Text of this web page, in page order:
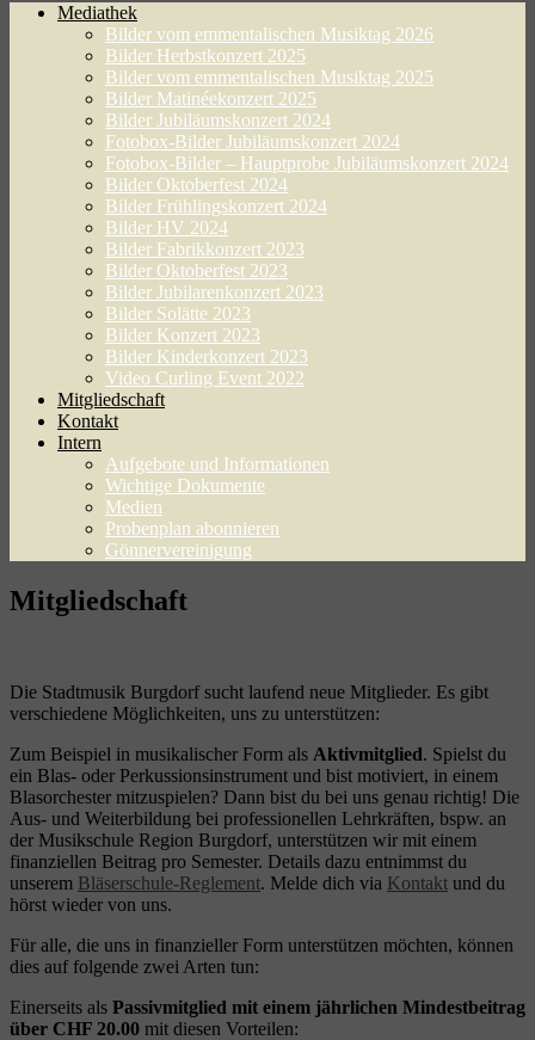
Mediathek
Bilder vom emmentalischen Musiktag 2026
Bilder Herbstkonzert 2025
Bilder vom emmentalischen Musiktag 2025
Bilder Matinéekonzert 2025
Bilder Jubiläumskonzert 2024
Fotobox-Bilder Jubiläumskonzert 2024
Fotobox-Bilder – Hauptprobe Jubiläumskonzert 2024
Bilder Oktoberfest 2024
Bilder Frühlingskonzert 2024
Bilder HV 2024
Bilder Fabrikkonzert 2023
Bilder Oktoberfest 2023
Bilder Jubilarenkonzert 2023
Bilder Solätte 2023
Bilder Konzert 2023
Bilder Kinderkonzert 2023
Video Curling Event 2022
Mitgliedschaft
Kontakt
Intern
Aufgebote und Informationen
Wichtige Dokumente
Medien
Probenplan abonnieren
Gönnervereinigung
Mitgliedschaft
Die Stadtmusik Burgdorf sucht laufend neue Mitglieder. Es gibt
verschiedene Möglichkeiten, uns zu unterstützen:
Zum Beispiel in musikalischer Form als Aktivmitglied. Spielst du
ein Blas- oder Perkussionsinstrument und bist motiviert, in einem
Blasorchester mitzuspielen? Dann bist du bei uns genau richtig! Die
Aus- und Weiterbildung bei professionellen Lehrkräften, bspw. an
der Musikschule Region Burgdorf, unterstützen wir mit einem
finanziellen Beitrag pro Semester. Details dazu entnimmst du
unserem Bläserschule-Reglement. Melde dich via Kontakt und du
hörst wieder von uns.
Für alle, die uns in finanzieller Form unterstützen möchten, können
dies auf folgende zwei Arten tun:
Einerseits als Passivmitglied mit einem jährlichen Mindestbeitrag
über CHF 20.00 mit diesen Vorteilen: